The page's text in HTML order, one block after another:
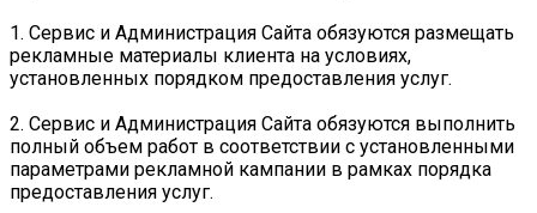
1. Сервис и Администрация Сайта обязуются размещать
рекламные материалы клиента на условиях,
установленных порядком предоставления услуг.
2. Сервис и Администрация Сайта обязуются выполнить
полный объем работ в соответствии с установленными
параметрами рекламной кампании в рамках порядка
предоставления услуг.